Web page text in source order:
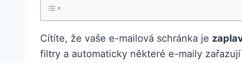
Cítíte, že vaše e-mailová schránka je
filtry a automaticky některé e-maily